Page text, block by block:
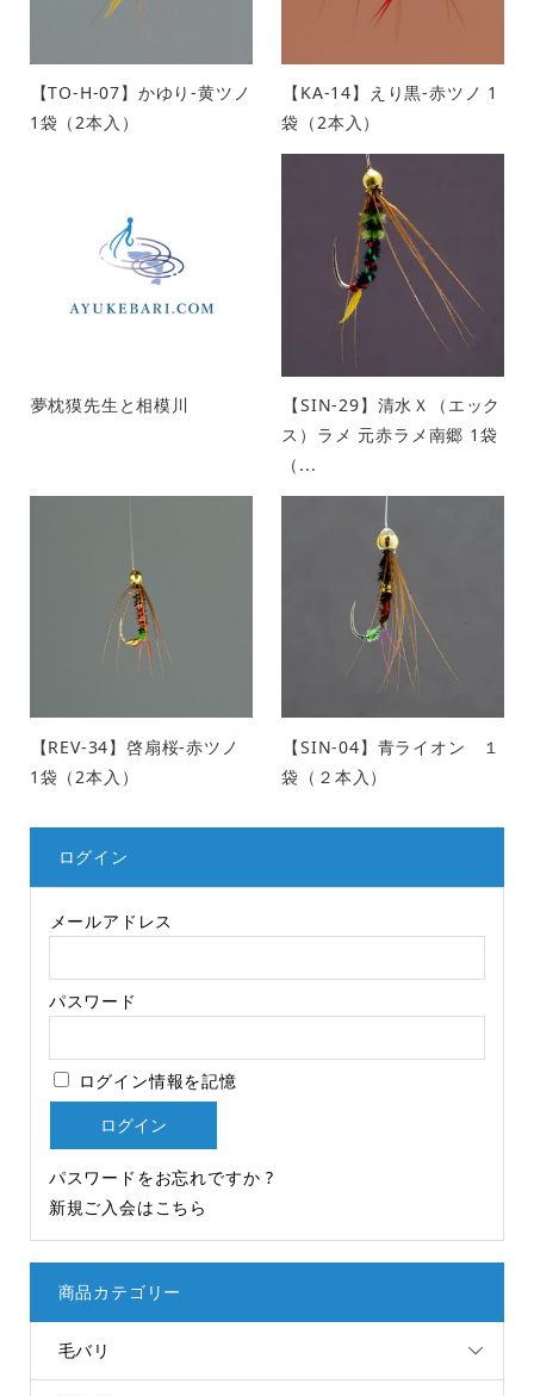
【TO-H-07】かゆり-黄ツノ
1袋（2本入）
【KA-14】えり黒-赤ツノ 1
袋（2本入）
夢枕獏先生と相模川
【SIN-29】清水Ｘ（エック
ス）ラメ 元赤ラメ南郷 1袋
（...
【REV-34】啓扇桜-赤ツノ
1袋（2本入）
【SIN-04】青ライオン １
袋（２本入）
ログイン
メールアドレス
パスワード
ログイン情報を記憶
パスワードをお忘れですか ?
新規ご入会はこちら
商品カテゴリー
毛バリ